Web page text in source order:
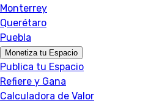
Monterrey
Querétaro
Puebla
Monetiza tu Espacio
Publica tu Espacio
Refiere y Gana
Calculadora de Valor